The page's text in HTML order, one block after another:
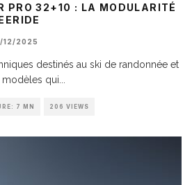
PRO 32+10 : LA MODULARITÉ
12/2025
destinés au ski de randonnée et
modèles qui
7 MN 206 VIEWS